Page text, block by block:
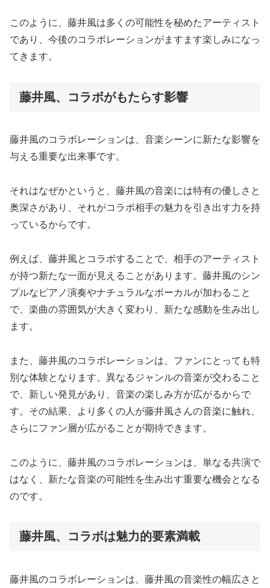
このように、藤井風は多くの可能性を秘めたアーティスト
であり、今後のコラボレーションがますます楽しみになっ
てきます。
藤井風、コラボがもたらす影響
藤井風のコラボレーションは、音楽シーンに新たな影響を
与える重要な出来事です。
それはなぜかというと、藤井風の音楽には特有の優しさと
奥深さがあり、それがコラボ相手の魅力を引き出す力を持
っているからです。
例えば、藤井風とコラボすることで、相手のアーティスト
が持つ新たな一面が見えることがあります。藤井風のシン
プルなピアノ演奏やナチュラルなボーカルが加わること
で、楽曲の雰囲気が大きく変わり、新たな感動を生み出し
ます。
また、藤井風のコラボレーションは、ファンにとっても特
別な体験となります。異なるジャンルの音楽が交わること
で、新しい発見があり、音楽の楽しみ方が広がるからで
す。その結果、より多くの人が藤井風さんの音楽に触れ、
さらにファン層が広がることが期待できます。
このように、藤井風のコラボレーションは、単なる共演で
はなく、新たな音楽の可能性を生み出す重要な機会となる
のです。
藤井風、コラボは魅力的要素満載
藤井風のコラボレーションは、藤井風の音楽性の幅広さと